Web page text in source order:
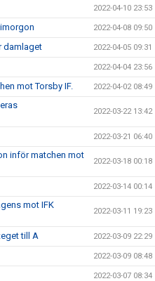
2022-04-10 23:53
2022-04-08 09:50
damlaget 2022-04-05 09:31
2022-04-04 23:56
mot Torsby IF. 2022-04-02 08:49
2022-03-22 13:42
2022-03-21 06:40
inför matchen mot
2022-03-18 00:18
2022-03-14 00:14
mot IFK
2022-03-11 19:23
till A 2022-03-09 22:29
2022-03-09 08:48
2022-03-07 08:34